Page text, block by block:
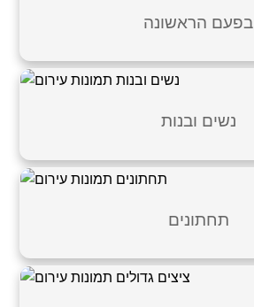
בפעם הראשונה
נשים ובנות
תחתונים